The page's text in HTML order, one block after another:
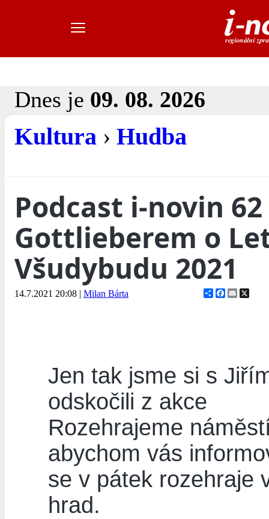
Dnes je 09. 08. 2026
Kultura › Hudba
Podcast i-novin
Gottlieberem o
Všudybudu 2021
14.7.2021 20:08 | Milan Bárta ShareFacebook
Email
Jen tak jsme si s
odskočili z akce
Rozehrajeme
abychom vás
se v pátek rozehraje
hrad.